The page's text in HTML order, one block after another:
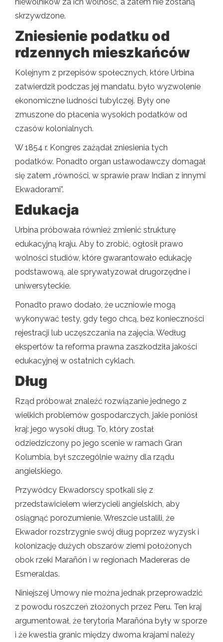
skrzywdzone.
Zniesienie podatku od
rdzennych mieszkańców
Kolejnym z przepisów społecznych, które Urbina
zatwierdził podczas jej mandatu, było wyzwolenie
ekonomiczne ludności tubylczej. Były one
zmuszone do płacenia wysokich podatków od
czasów kolonialnych.
W 1854 r. Kongres zażądał zniesienia tych
podatków. Ponadto organ ustawodawczy domagał
się zatem „równości, w sprawie praw Indian z innymi
Ekwadorami”.
Edukacja
Urbina próbowała również zmienić strukturę
edukacyjną kraju. Aby to zrobić, ogłosił prawo
wolności studiów, które gwarantowało edukację
podstawową, ale sprywatyzował drugorzędne i
uniwersyteckie.
Ponadto prawo dodało, że uczniowie mogą
wykonywać testy, gdy tego chcą, bez konieczności
rejestracji lub uczęszczania na zajęcia. Według
ekspertów ta reforma prawna zaszkodziła jakości
edukacyjnej w ostatnich cyklach.
Dług
Rząd próbował znaleźć rozwiązanie jednego z
wielkich problemów gospodarczych, jakie poniósł
kraj: jego wysoki dług. To, który został
odziedziczony po jego scenie w ramach Gran
Kolumbia, był szczególnie ważny dla rządu
angielskiego.
Przywódcy Ekwadorscy spotkali się z
przedstawicielem wierzycieli angielskich, aby
osiągnąć porozumienie. Wreszcie ustalili, że
Ekwador rozstrzygnie swój dług poprzez wyzysk i
kolonizację dużych obszarów ziemi położonych
obok rzeki Marañón i w regionach Madereras de
Esmeraldas.
Niniejszej Umowy nie można jednak przeprowadzić
z powodu roszczeń złożonych przez Peru. Ten kraj
argumentował, że terytoria Marañóna były w sporze
i że kwestia granic między dwoma krajami należy